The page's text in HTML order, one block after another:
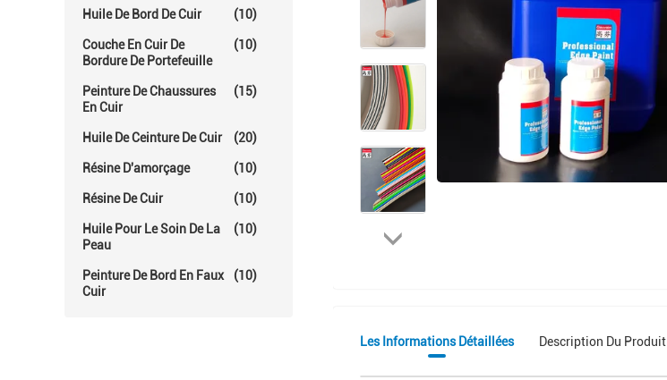
Huile De Bord De Cuir (10)
Couche En Cuir De
Bordure De Portefeuille
(10)
Peinture De Chaussures
En Cuir
(15)
Huile De Ceinture De Cuir (20)
Résine D'amorçage (10)
Résine De Cuir (10)
Huile Pour Le Soin De La
Peau
(10)
Peinture De Bord En Faux
Cuir
(10)
Les Informations Détaillées Description Du Produit